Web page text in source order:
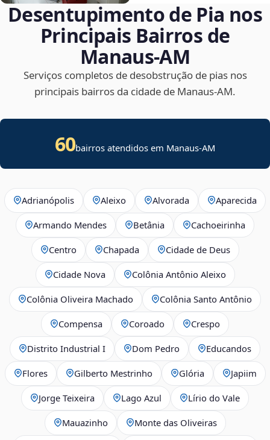
Desentupimento de Pia nos
Principais Bairros de
Manaus‑AM
Serviços completos de desobstrução de pias nos
principais bairros da cidade de Manaus‑AM.
60bairros atendidos em Manaus-AM
Adrianópolis Aleixo Alvorada Aparecida
Armando Mendes Betânia Cachoeirinha
Centro Chapada Cidade de Deus
Cidade Nova Colônia Antônio Aleixo
Colônia Oliveira Machado Colônia Santo Antônio
Compensa Coroado Crespo
Distrito Industrial I Dom Pedro Educandos
Flores Gilberto Mestrinho Glória Japiim
Jorge Teixeira Lago Azul Lírio do Vale
Mauazinho Monte das Oliveiras